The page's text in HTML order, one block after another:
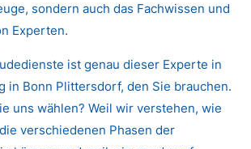
sondern auch das Fachwissen und
Experten.
ist genau dieser Experte in
in Bonn Plittersdorf, den Sie brauchen.
uns wählen? Weil wir verstehen, wie
verschiedenen Phasen der